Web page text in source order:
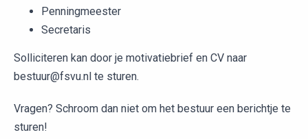
Penningmeester
Secretaris
Solliciteren kan door je motivatiebrief en CV naar
bestuur@fsvu.nl te sturen.
Vragen? Schroom dan niet om het bestuur een berichtje te
sturen!